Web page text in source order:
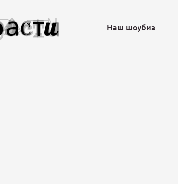
Наш шоубиз